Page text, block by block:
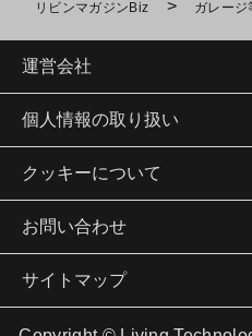
リビンマガジンBiz > ガレージ
運営会社
個人情報の取り扱い
クッキーについて
お問い合わせ
サイトマップ